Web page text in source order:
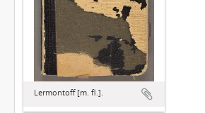
Lermontoff [m. fl.].